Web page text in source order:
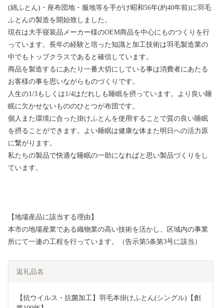
(綿ふとん)・座布団地・服地等を手がけ昭和56年(約40年前)に羽毛
ふとんの製造を開始致しました。
現在は大手寝装品メーカー様のOEM商品を中心にものつくりを行
っています。長年の経験と培った知識と加工技術は羽毛製造業の
中でもトップクラスであると確信しています。
商品を製造するにあたり一番大切にしている事は消費者にあたる
お客様の事を思いながらものづくりです。
人生の1/3もしくは1/4はだれしも睡眠を摂っています。より良い睡
眠に欠かせないもののひとつが布団です。
個人また環境に合った掛けふとんを使用することで質の良い睡眠
を摂ることができます。よい睡眠は健康な体また明日への活力原
に繋がります。
私たちの製品で快適な睡眠の一助になればと思い製品づくりをし
ています。
【地場産品に該当する理由】
本市の地場産業である織物業の高い技術を活かし、区域内の事業
所にて一連の工程を行っています。（告示第5条第3号に該当）
返礼品名
【抗ウイルス・抗菌加工】羽毛本掛けふとん(シングル)【創